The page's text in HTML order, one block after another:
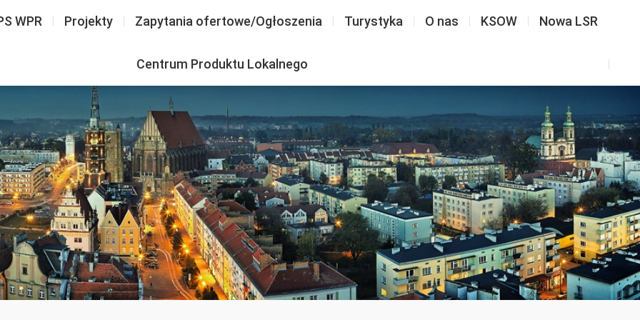
WPR Projekty Zapytania ofertowe/Ogłoszenia Turystyka O nas KSOW Nowa LSR
Centrum Produktu Lokalnego